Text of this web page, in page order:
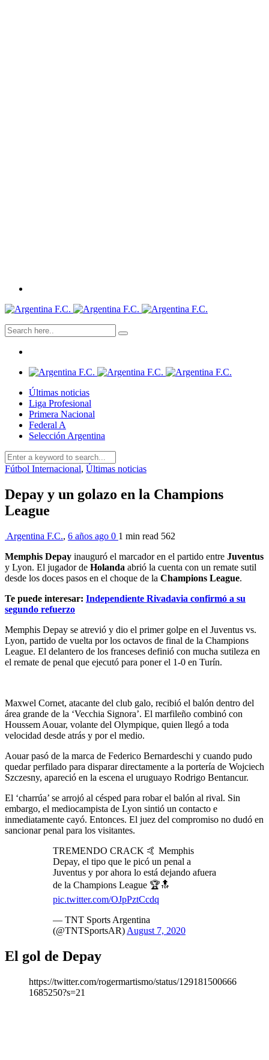
Últimas noticias
Liga Profesional
Primera Nacional
Federal A
Selección Argentina
Fútbol Internacional, Últimas noticias
Depay y un golazo en la Champions
League
Argentina F.C., 6 años ago 0 1 min read 562
Memphis Depay inauguró el marcador en el partido entre Juventus
y Lyon. El jugador de Holanda abrió la cuenta con un remate sutil
desde los doces pasos en el choque de la Champions League.
Te puede interesar: Independiente Rivadavia confirmó a su
segundo refuerzo
Memphis Depay se atrevió y dio el primer golpe en el Juventus vs.
Lyon, partido de vuelta por los octavos de final de la Champions
League. El delantero de los franceses definió con mucha sutileza en
el remate de penal que ejecutó para poner el 1-0 en Turín.
Maxwel Cornet, atacante del club galo, recibió el balón dentro del
área grande de la ‘Vecchia Signora’. El marfileño combinó con
Houssem Aouar, volante del Olympique, quien llegó a toda
velocidad desde atrás y por el medio.
Aouar pasó de la marca de Federico Bernardeschi y cuando pudo
quedar perfilado para disparar directamente a la portería de Wojciech
Szczesny, apareció en la escena el uruguayo Rodrigo Bentancur.
El ‘charrúa’ se arrojó al césped para robar el balón al rival. Sin
embargo, el mediocampista de Lyon sintió un contacto e
inmediatamente cayó. Entonces. El juez del compromiso no dudó en
sancionar penal para los visitantes.
TREMENDO CRACK 🤙 Memphis
Depay, el tipo que le picó un penal a
Juventus y por ahora lo está dejando afuera
de la Champions League 🏆🔝
pic.twitter.com/OJpPztCcdq
— TNT Sports Argentina
(@TNTSportsAR) August 7, 2020
El gol de Depay
https://twitter.com/rogermartismo/status/129181500666
1685250?s=21